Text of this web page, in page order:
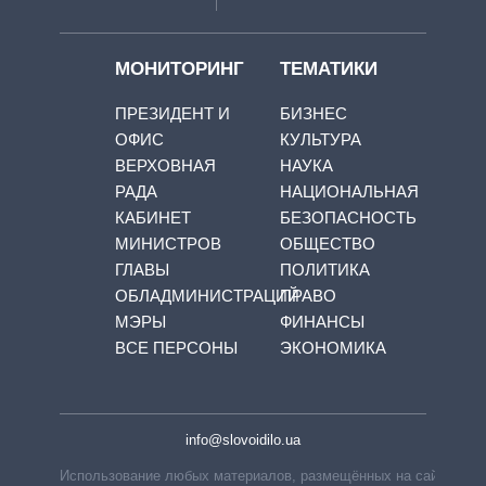
МОНИТОРИНГ
ПРЕЗИДЕНТ И
ОФИС
ВЕРХОВНАЯ
РАДА
КАБИНЕТ
МИНИСТРОВ
ГЛАВЫ
ОБЛАДМИНИСТРАЦИЙ
МЭРЫ
ВСЕ ПЕРСОНЫ
ТЕМАТИКИ
БИЗНЕС
КУЛЬТУРА
НАУКА
НАЦИОНАЛЬНАЯ
БЕЗОПАСНОСТЬ
ОБЩЕСТВО
ПОЛИТИКА
ПРАВО
ФИНАНСЫ
ЭКОНОМИКА
info@slovoidilo.ua
Использование любых материалов, размещённых на сайте,